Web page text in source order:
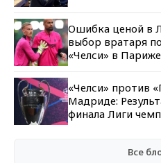
Ошибка ценой в
выбор вратаря
«Челси» в Париже
«Челси» против
Мадриде:
финала Лиги
Все